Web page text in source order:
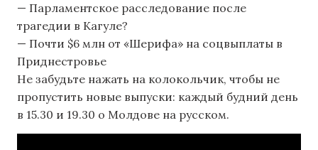
— Парламентское расследование после
трагедии в Кагуле?
— Почти $6 млн от «Шерифа» на соцвыплаты в
Приднестровье
Не забудьте нажать на колокольчик, чтобы не
пропустить новые выпуски: каждый будний день
в 15.30 и 19.30 о Молдове на русском.